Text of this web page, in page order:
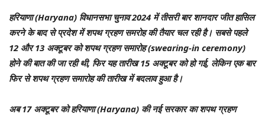
हरियाणा (Haryana) विधानसभा चुनाव 2024 में तीसरी बार शानदार जीत हासिल
करने के बाद से प्रदेश में शपथ ग्रहण समरोह की तैयार चल रही है। सबसे पहले
12 और 13 अक्टूबर को शपथ ग्रहण समारोह (swearing-in ceremony)
होने की बात की जा रही थी, फिर यह तारीख 15 अक्टूबर को हो गई, लेकिन एक बार
फिर से शपथ ग्रहण समारोह की तारीख में बदलाव हुआ है।
अब 17 अक्टूबर को हरियाणा (Haryana) की नई सरकार का शपथ ग्रहण